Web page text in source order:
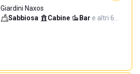
Giardini Naxos
Sabbiosa· Cabine· Bar·e altri 6…